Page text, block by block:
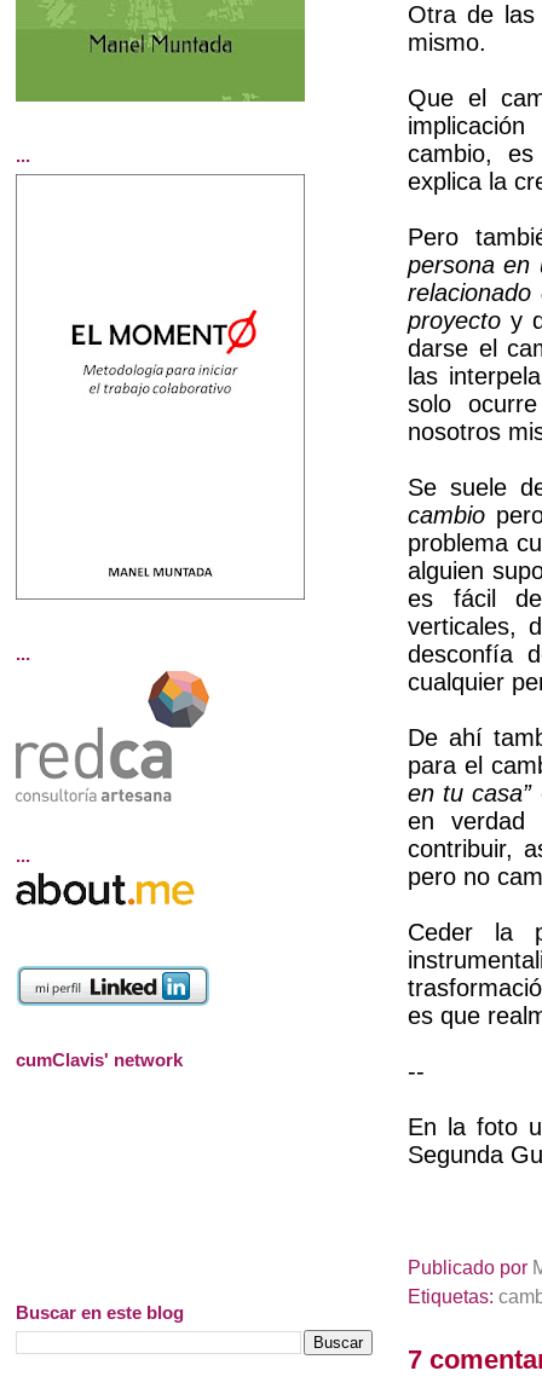
Otra de
mismo.
Que el
cambio,
explica la
Pero
persona en
proyecto y
darse el
las
solo
nosotros
Se suele
cambio
problema
alguien
es fácil
verticales,
desconfía
cualquier
De ahí
para el
en tu casa”
en
contribuir,
pero no
Ceder la
es que
--
En la foto
Segunda
Publicado por
Etiquetas:
7
...
...
...
cumClavis' network
Buscar en este blog